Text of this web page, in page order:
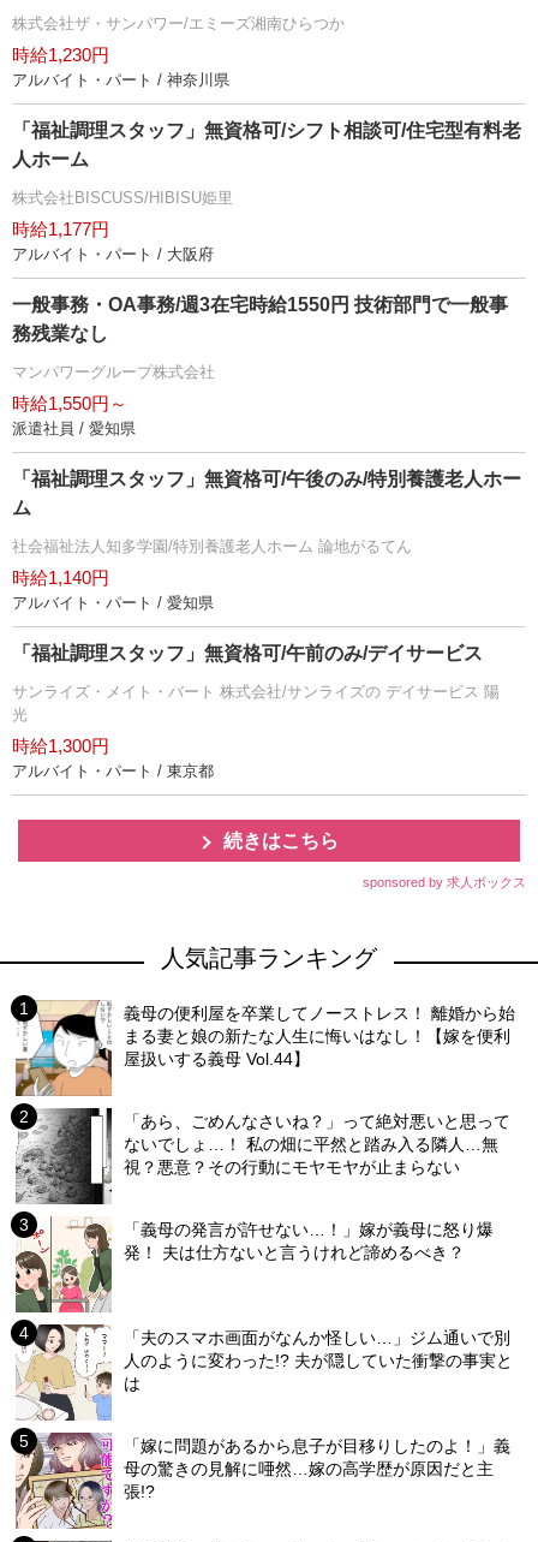
株式会社ザ・サンパワー/エミーズ湘南ひらつか
時給1,230円
アルバイト・パート / 神奈川県
「福祉調理スタッフ」無資格可/シフト相談可/住宅型有料老
人ホーム
株式会社BISCUSS/HIBISU姫里
時給1,177円
アルバイト・パート / 大阪府
一般事務・OA事務/週3在宅時給1550円 技術部門で一般事
務残業なし
マンパワーグループ株式会社
時給1,550円～
派遣社員 / 愛知県
「福祉調理スタッフ」無資格可/午後のみ/特別養護老人ホー
ム
社会福祉法人知多学園/特別養護老人ホーム 論地がるてん
時給1,140円
アルバイト・パート / 愛知県
「福祉調理スタッフ」無資格可/午前のみ/デイサービス
サンライズ・メイト・バート 株式会社/サンライズの デイサービス 陽
光
時給1,300円
アルバイト・パート / 東京都
続きはこちら
sponsored by 求人ボックス
人気記事ランキング
義母の便利屋を卒業してノーストレス！ 離婚から始
まる妻と娘の新たな人生に悔いはなし！【嫁を便利
屋扱いする義母 Vol.44】
「あら、ごめんなさいね？」って絶対悪いと思って
ないでしょ…！ 私の畑に平然と踏み入る隣人…無
視？悪意？その行動にモヤモヤが止まらない
「義母の発言が許せない…！」嫁が義母に怒り爆
発！ 夫は仕方ないと言うけれど諦めるべき？
「夫のスマホ画面がなんか怪しい…」ジム通いで別
人のように変わった!? 夫が隠していた衝撃の事実と
は
「嫁に問題があるから息子が目移りしたのよ！」義
母の驚きの見解に唖然…嫁の高学歴が原因だと主
張!?